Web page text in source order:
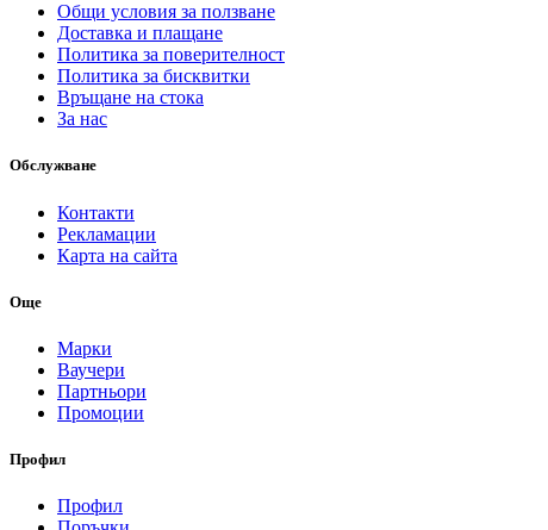
Общи условия за ползване
Доставка и плащане
Политика за поверителност
Политика за бисквитки
Връщане на стока
За нас
Обслужване
Контакти
Рекламации
Карта на сайта
Още
Марки
Ваучери
Партньори
Промоции
Профил
Профил